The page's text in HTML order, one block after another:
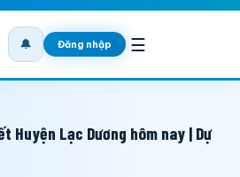
🔔 Đăng nhập ☰
Lạc Dương hôm nay | Dự